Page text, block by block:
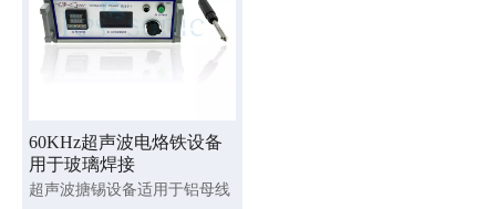
60KHz超声波电烙铁设备
用于玻璃焊接
超声波搪锡设备适用于铝母线